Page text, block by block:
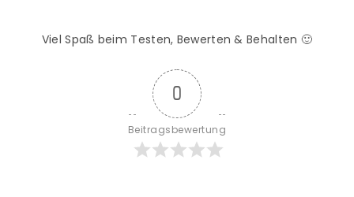
Viel Spaß beim Testen, Bewerten & Behalten 🙂
0
Beitragsbewertung